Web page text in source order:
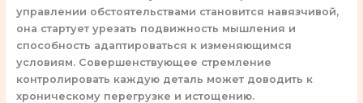
управлении обстоятельствами становится навязчивой,
она стартует урезать подвижность мышления и
способность адаптироваться к изменяющимся
условиям. Совершенствующее стремление
контролировать каждую деталь может доводить к
хроническому перегрузке и истощению.